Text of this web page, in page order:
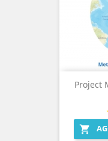
Project
